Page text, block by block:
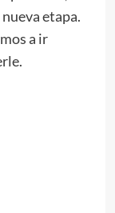
etapa.
a ir